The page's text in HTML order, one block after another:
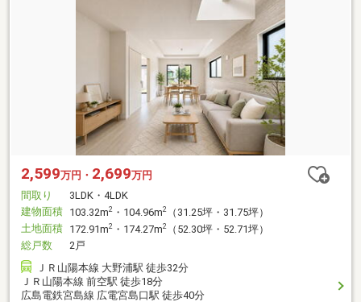
2,599万円・ 2,699万円
間取り
3LDK・4LDK
建物面積 103.32m2 ・104.96m2
（31.25坪・31.75坪）
土地面積 172.91m2 ・174.27m2
（52.30坪・52.71坪）
総戸数
2戸
ＪＲ山陽本線 大野浦駅 徒歩32分
ＪＲ山陽本線 前空駅 徒歩18分
広島電鉄宮島線 広電宮島口駅 徒歩40分